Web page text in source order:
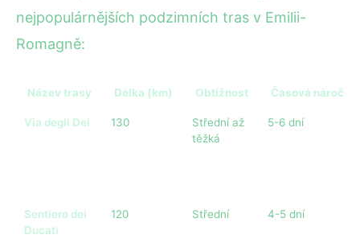
nejpopulárnějších podzimních tras v Emilii-
Romagně:
Název trasy Délka (km) Obtížnost Časová
Via degli Dei 130
Střední až
těžká
5-6 dní
Sentiero dei
Ducati
120 Střední 4-5 dní